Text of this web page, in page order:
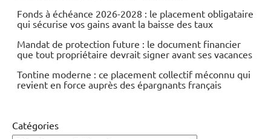
Fonds à échéance 2026-2028 : le placement obligataire
qui sécurise vos gains avant la baisse des taux
Mandat de protection future : le document financier
que tout propriétaire devrait signer avant ses vacances
Tontine moderne : ce placement collectif méconnu qui
revient en force auprès des épargnants français
Catégories